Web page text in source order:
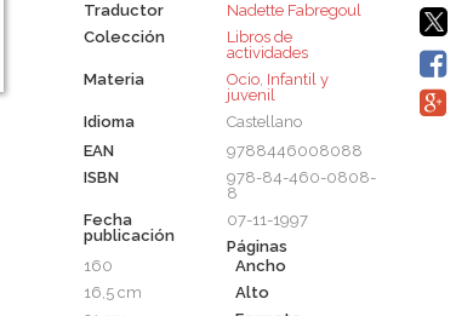
Traductor
Nadette Fabregoul
Colección
Libros de
actividades
Materia
Ocio, Infantil y
juvenil
Idioma
Castellano
EAN
9788446008088
ISBN
978-84-460-0808-
8
Fecha
publicación
07-11-1997
Páginas
160
Ancho
16,5 cm
Alto